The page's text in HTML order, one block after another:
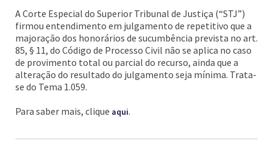
A Corte Especial do Superior Tribunal de Justiça (“STJ”)
firmou entendimento em julgamento de repetitivo que a
majoração dos honorários de sucumbência prevista no art.
85, § 11, do Código de Processo Civil não se aplica no caso
de provimento total ou parcial do recurso, ainda que a
alteração do resultado do julgamento seja mínima. Trata-
se do Tema 1.059.
Para saber mais, clique aqui.